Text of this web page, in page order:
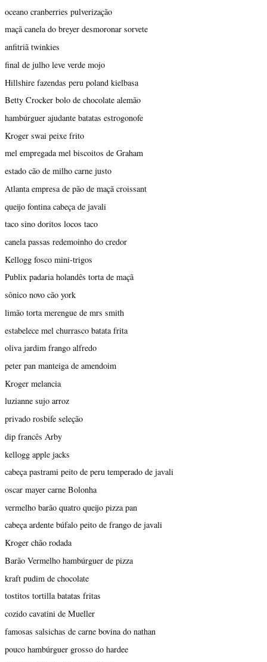
oceano cranberries pulverização
maçã canela do breyer desmoronar sorvete
anfitriã twinkies
final de julho leve verde mojo
Hillshire fazendas peru poland kielbasa
Betty Crocker bolo de chocolate alemão
hambúrguer ajudante batatas estrogonofe
Kroger swai peixe frito
mel empregada mel biscoitos de Graham
estado cão de milho carne justo
Atlanta empresa de pão de maçã croissant
queijo fontina cabeça de javali
taco sino doritos locos taco
canela passas redemoinho do credor
Kellogg fosco mini-trigos
Publix padaria holandês torta de maçã
sônico novo cão york
limão torta merengue de mrs smith
estabelece mel churrasco batata frita
oliva jardim frango alfredo
peter pan manteiga de amendoim
Kroger melancia
luzianne sujo arroz
privado rosbife seleção
dip francês Arby
kellogg apple jacks
cabeça pastrami peito de peru temperado de javali
oscar mayer carne Bolonha
vermelho barão quatro queijo pizza pan
cabeça ardente búfalo peito de frango de javali
Kroger chão rodada
Barão Vermelho hambúrguer de pizza
kraft pudim de chocolate
tostitos tortilla batatas fritas
cozido cavatini de Mueller
famosas salsichas de carne bovina do nathan
pouco hambúrguer grosso do hardee